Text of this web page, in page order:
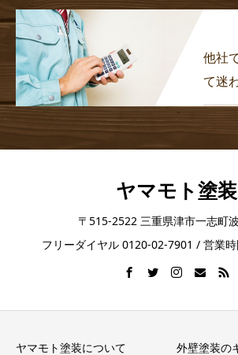
他社
て迷
ヤマモト塗装
〒515-2522 三重県津市一志町
フリーダイヤル 0120-02-7901 / 営業
ヤマモト塗装について 外壁塗装の